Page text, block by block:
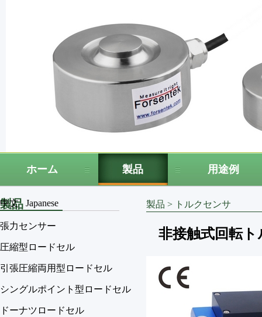
ホーム 製品 用途例
中文 Japanese
製品
張力センサー
圧縮型ロードセル
引張圧縮両用型ロードセル
シングルポイント型ロードセル
ドーナツロードセル
製品 > トルクセンサ
非接触式回転